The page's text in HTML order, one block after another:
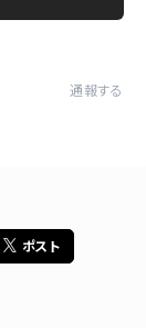
通報する
ポスト